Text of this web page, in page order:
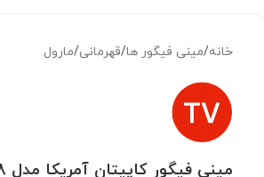
خانه/مینی فیگور ها/قهرمانی/مارول